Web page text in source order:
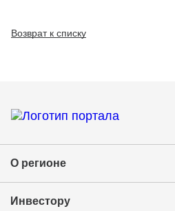
Возврат к списку
О регионе
Инвестору